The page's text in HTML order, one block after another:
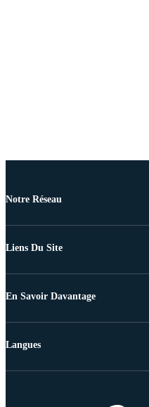
Notre Réseau
Liens Du Site
En Savoir Davantage
Langues